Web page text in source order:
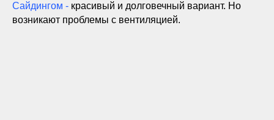
Сайдингом - красивый и долговечный вариант. Но
возникают проблемы с вентиляцией.